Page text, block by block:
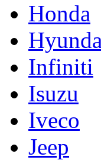
Honda
Infiniti
Isuzu
Iveco
Jeep